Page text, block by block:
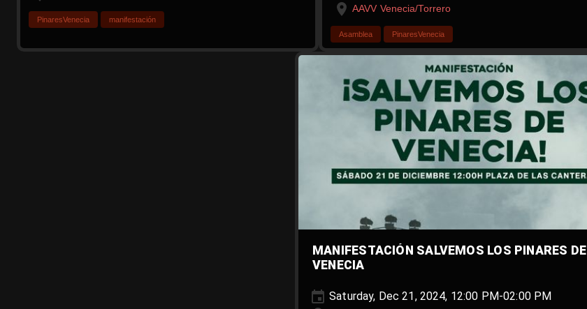
PinaresVenecia manifestación
AAVV Venecia/Torrero
Asamblea PinaresVenecia
MANIFESTACIÓN SALVEMOS LOS PINARES DE
VENECIA
Saturday, Dec 21, 2024, 12:00 PM-02:00 PM